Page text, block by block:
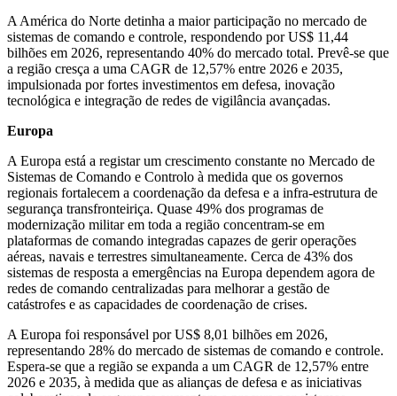
A América do Norte detinha a maior participação no mercado de
sistemas de comando e controle, respondendo por US$ 11,44
bilhões em 2026, representando 40% do mercado total. Prevê-se que
a região cresça a uma CAGR de 12,57% entre 2026 e 2035,
impulsionada por fortes investimentos em defesa, inovação
tecnológica e integração de redes de vigilância avançadas.
Europa
A Europa está a registar um crescimento constante no Mercado de
Sistemas de Comando e Controlo à medida que os governos
regionais fortalecem a coordenação da defesa e a infra-estrutura de
segurança transfronteiriça. Quase 49% dos programas de
modernização militar em toda a região concentram-se em
plataformas de comando integradas capazes de gerir operações
aéreas, navais e terrestres simultaneamente. Cerca de 43% dos
sistemas de resposta a emergências na Europa dependem agora de
redes de comando centralizadas para melhorar a gestão de
catástrofes e as capacidades de coordenação de crises.
A Europa foi responsável por US$ 8,01 bilhões em 2026,
representando 28% do mercado de sistemas de comando e controle.
Espera-se que a região se expanda a um CAGR de 12,57% entre
2026 e 2035, à medida que as alianças de defesa e as iniciativas